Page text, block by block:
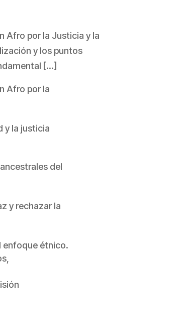
Afro por la Justicia y la
y los puntos
[…]
Afro por la
y la justicia
del
y rechazar la
enfoque étnico.